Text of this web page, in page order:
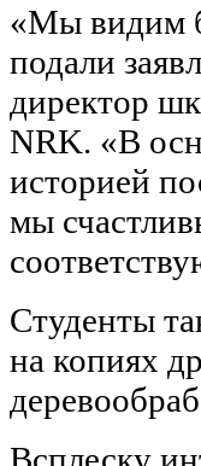
«Мы видим
подали
директор
NRK. «В
историей
мы
Студенты
на копиях